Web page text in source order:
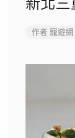
作者 寵遊網